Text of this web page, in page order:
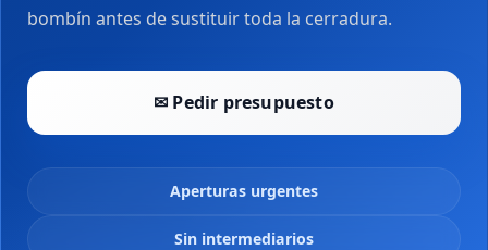
bombín antes de sustituir toda la cerradura.
✉ Pedir presupuesto
Aperturas urgentes
Sin intermediarios